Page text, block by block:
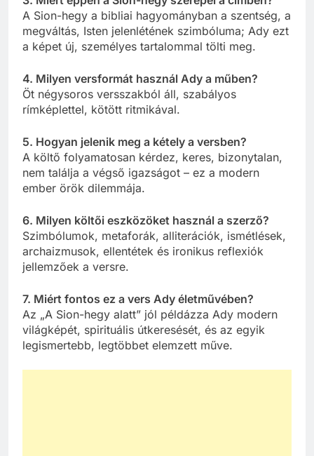
A Sion-hegy a bibliai hagyományban a szentség, a
megváltás, Isten jelenlétének szimbóluma; Ady ezt
a képet új, személyes tartalommal tölti meg.
4. Milyen versformát használ Ady a műben?
Öt négysoros versszakból áll, szabályos
rímképlettel, kötött ritmikával.
5. Hogyan jelenik meg a kétely a versben?
A költő folyamatosan kérdez, keres, bizonytalan,
nem találja a végső igazságot – ez a modern
ember örök dilemmája.
6. Milyen költői eszközöket használ a szerző?
Szimbólumok, metaforák, alliterációk, ismétlések,
archaizmusok, ellentétek és ironikus reflexiók
jellemzőek a versre.
7. Miért fontos ez a vers Ady életművében?
Az „A Sion-hegy alatt” jól példázza Ady modern
világképét, spirituális útkeresését, és az egyik
legismertebb, legtöbbet elemzett műve.